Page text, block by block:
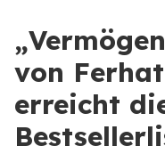
von
erreicht